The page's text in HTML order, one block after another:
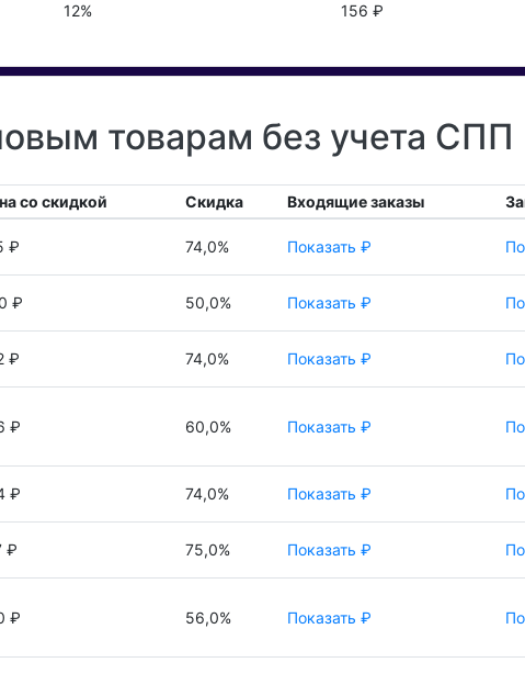
12% 156 ₽
товарам без учета СПП
со скидкой Скидка Входящие заказы
₽ 74,0% Показать ₽
₽ 50,0% Показать ₽
₽ 74,0% Показать ₽
₽ 60,0% Показать ₽
₽ 74,0% Показать ₽
₽ 75,0% Показать ₽
₽ 56,0% Показать ₽